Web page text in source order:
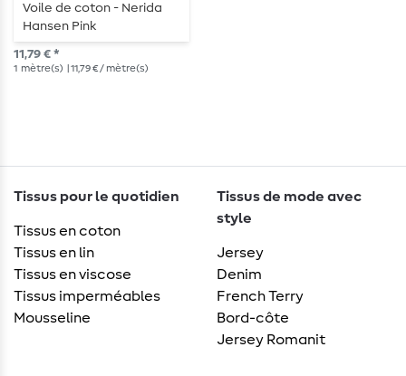
Voile de coton - Nerida
Hansen Pink
11,79 € *
1 mètre(s) | 11,79 € / mètre(s)
Tissus pour le quotidien
Tissus en coton
Tissus en lin
Tissus en viscose
Tissus imperméables
Mousseline
Tissus de mode avec
style
Jersey
Denim
French Terry
Bord-côte
Jersey Romanit